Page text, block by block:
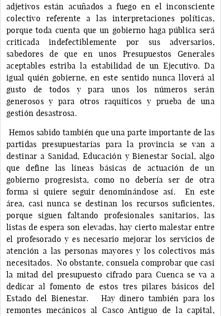
adjetivos están acuñados a fuego en el inconsciente
colectivo referente a las interpretaciones políticas,
porque toda cuenta que un gobierno haga pública será
criticada indefectiblemente por sus adversarios,
sabedores de que en unos Presupuestos Generales
aceptables estriba la estabilidad de un Ejecutivo. Da
igual quién gobierne, en este sentido nunca lloverá al
gusto de todos y para unos los números serán
generosos y para otros raquíticos y prueba de una
gestión desastrosa.
Hemos sabido también que una parte importante de las
partidas presupuestarias para la provincia se van a
destinar a Sanidad, Educación y Bienestar Social, algo
que define las líneas básicas de actuación de un
gobierno progresista, como no debería ser de otra
forma si quiere seguir denominándose así. En este
área, casi nunca se destinan los recursos suficientes,
porque siguen faltando profesionales sanitarios, las
listas de espera son elevadas, hay cierto malestar entre
el profesorado y es necesario mejorar los servicios de
atención a las personas mayores y los colectivos más
necesitados. No obstante, consuela comprobar que casi
la mitad del presupuesto cifrado para Cuenca se va a
dedicar al fomento de estos tres pilares básicos del
Estado del Bienestar. Hay dinero también para los
remontes mecánicos al Casco Antiguo de la capital,